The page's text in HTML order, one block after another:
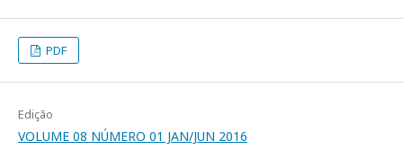
PDF
Edição
VOLUME 08 NÚMERO 01 JAN/JUN 2016